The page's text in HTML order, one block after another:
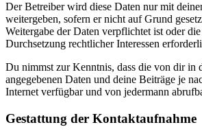
Der Betreiber wird diese Daten nur mit
weitergeben, sofern er nicht auf Grund
Weitergabe der Daten verpflichtet ist oder
Durchsetzung rechtlicher Interessen
Du nimmst zur Kenntnis, dass die von dir in
angegebenen Daten und deine Beiträge je
Internet verfügbar und von jedermann
Gestattung der Kontaktaufnahme